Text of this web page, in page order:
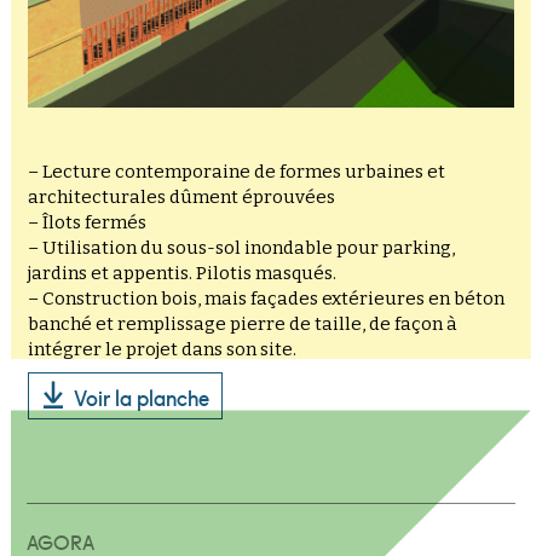
– Lecture contemporaine de formes urbaines et
architecturales dûment éprouvées
– Îlots fermés
– Utilisation du sous-sol inondable pour parking,
jardins et appentis. Pilotis masqués.
– Construction bois, mais façades extérieures en béton
banché et remplissage pierre de taille, de façon à
intégrer le projet dans son site.
Voir la planche
AGORA